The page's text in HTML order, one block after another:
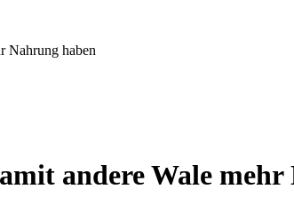
Nahrung haben
andere Wale